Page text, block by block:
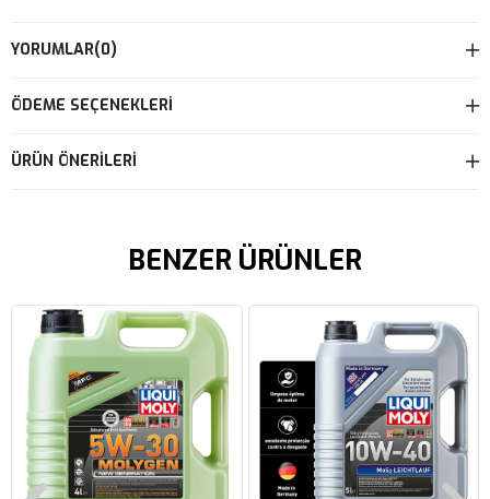
YORUMLAR(0)
ÖDEME SEÇENEKLERI
ÜRÜN ÖNERILERI
BENZER ÜRÜNLER